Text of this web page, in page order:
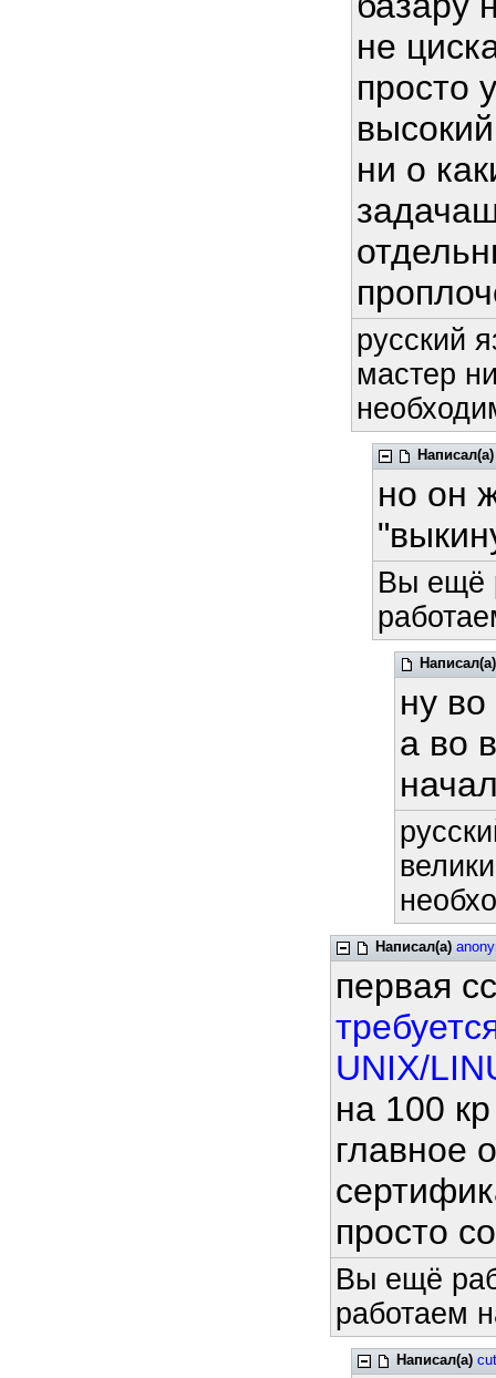
не
просто
высокий
ни о
русский
мастер
Написал(а)
но он
Вы ещё
Написал(а)
ну
а во
Написал(а)
первая
UNIX/
на 100
главное
просто
Вы ещё
работаем
Написал(а)